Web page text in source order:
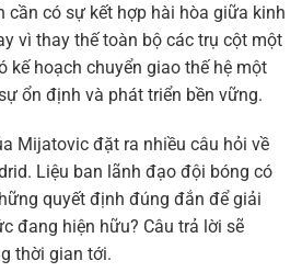
cần có sự kết hợp hài hòa giữa kinh
vì thay thế toàn bộ các trụ cột một
kế hoạch chuyển giao thế hệ một
ổn định và phát triển bền vững.
Mijatovic đặt ra nhiều câu hỏi về
Liệu ban lãnh đạo đội bóng có
quyết định đúng đắn để giải
đang hiện hữu? Câu trả lời sẽ
thời gian tới.